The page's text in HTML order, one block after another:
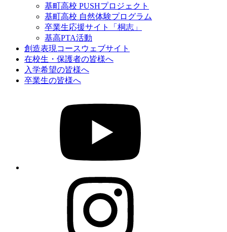
基町高校 PUSHプロジェクト
基町高校 自然体験プログラム
卒業生応援サイト「桐志」
基高PTA活動
創造表現コースウェブサイト
在校生・保護者の皆様へ
入学希望の皆様へ
卒業生の皆様へ